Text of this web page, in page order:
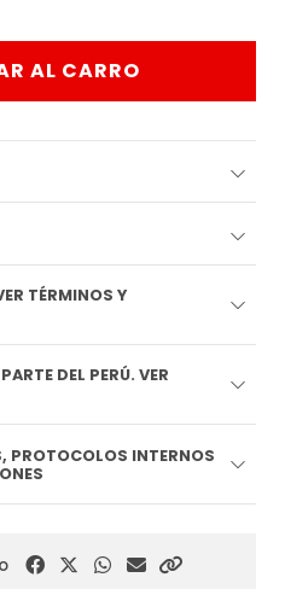
AL CARRO
DEL PERÚ. VER
PROTOCOLOS INTERNOS